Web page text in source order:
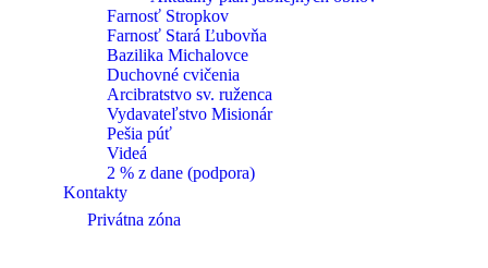
Farnosť Stropkov
Farnosť Stará Ľubovňa
Bazilika Michalovce
Duchovné cvičenia
Arcibratstvo sv. ruženca
Vydavateľstvo Misionár
Pešia púť
Videá
2 % z dane (podpora)
Kontakty
Privátna zóna